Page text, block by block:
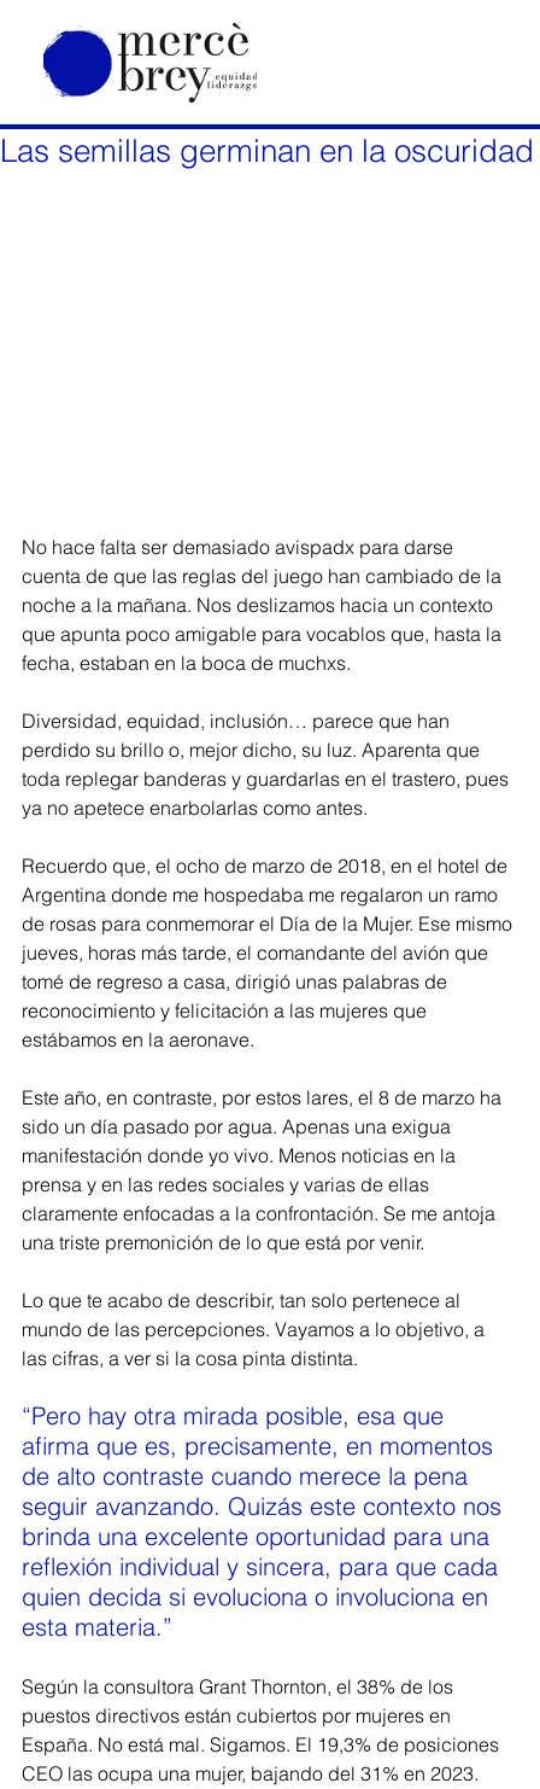
Las semillas germinan en la oscuridad
No hace falta ser demasiado avispadx para darse
cuenta de que las reglas del juego han cambiado de la
noche a la mañana. Nos deslizamos hacia un contexto
que apunta poco amigable para vocablos que, hasta la
fecha, estaban en la boca de muchxs.
Diversidad, equidad, inclusión… parece que han
perdido su brillo o, mejor dicho, su luz. Aparenta que
toda replegar banderas y guardarlas en el trastero, pues
ya no apetece enarbolarlas como antes.
Recuerdo que, el ocho de marzo de 2018, en el hotel de
Argentina donde me hospedaba me regalaron un ramo
de rosas para conmemorar el Día de la Mujer. Ese mismo
jueves, horas más tarde, el comandante del avión que
tomé de regreso a casa, dirigió unas palabras de
reconocimiento y felicitación a las mujeres que
estábamos en la aeronave.
Este año, en contraste, por estos lares, el 8 de marzo ha
sido un día pasado por agua. Apenas una exigua
manifestación donde yo vivo. Menos noticias en la
prensa y en las redes sociales y varias de ellas
claramente enfocadas a la confrontación. Se me antoja
una triste premonición de lo que está por venir.
Lo que te acabo de describir, tan solo pertenece al
mundo de las percepciones. Vayamos a lo objetivo, a
las cifras, a ver si la cosa pinta distinta.
“Pero hay otra mirada posible, esa que
afirma que es, precisamente, en momentos
de alto contraste cuando merece la pena
seguir avanzando. Quizás este contexto nos
brinda una excelente oportunidad para una
reflexión individual y sincera, para que cada
quien decida si evoluciona o involuciona en
esta materia.”
Según la consultora Grant Thornton, el 38% de los
puestos directivos están cubiertos por mujeres en
España. No está mal. Sigamos. El 19,3% de posiciones
CEO las ocupa una mujer, bajando del 31% en 2023.